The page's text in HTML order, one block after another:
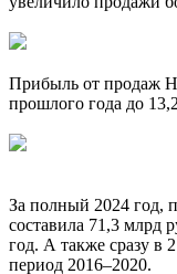
Прибыль от продаж
прошлого года до
За полный 2024
составила 71,3 млрд
год. А также сразу в
период 2016–2020.